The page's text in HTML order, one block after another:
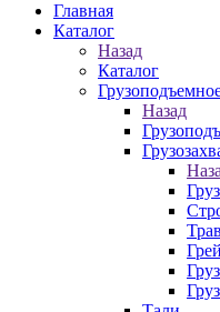
Главная
Каталог
Назад
Каталог
Назад